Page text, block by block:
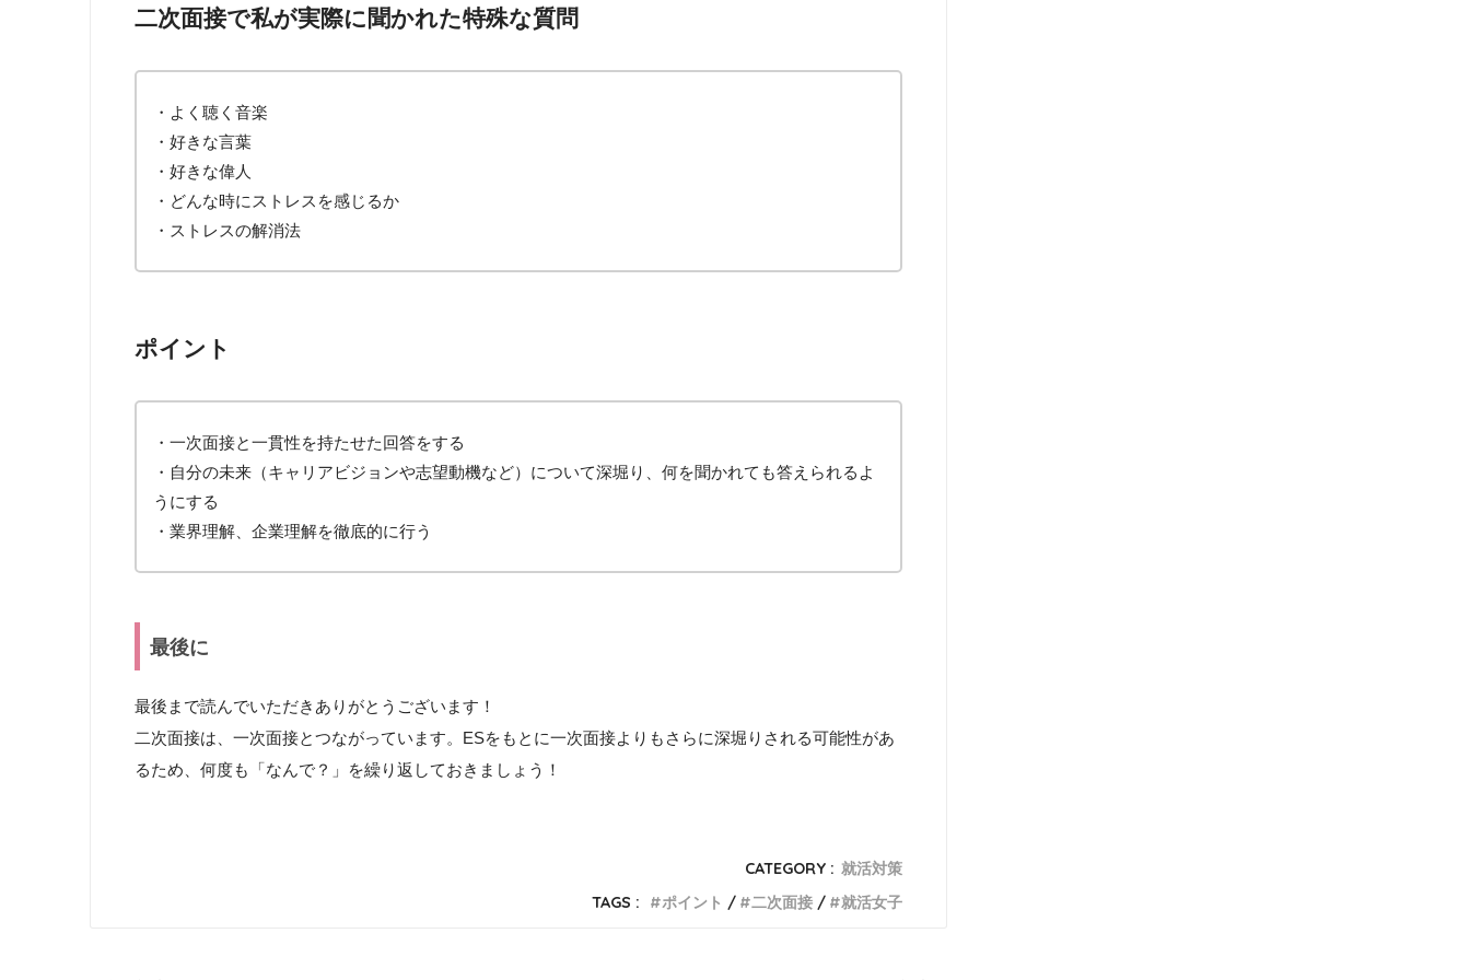
二次面接で私が実際に聞かれた特殊な質問
・よく聴く音楽
・好きな言葉
・好きな偉人
・どんな時にストレスを感じるか
・ストレスの解消法
ポイント
・一次面接と一貫性を持たせた回答をする
・自分の未来（キャリアビジョンや志望動機など）について深堀り、何を聞かれても答えられるよ
うにする
・業界理解、企業理解を徹底的に行う
最後に
最後まで読んでいただきありがとうございます！
二次面接は、一次面接とつながっています。ESをもとに一次面接よりもさらに深堀りされる可能性があ
るため、何度も「なんで？」を繰り返しておきましょう！
CATEGORY : 就活対策
TAGS :
ポイント 二次面接 就活女子